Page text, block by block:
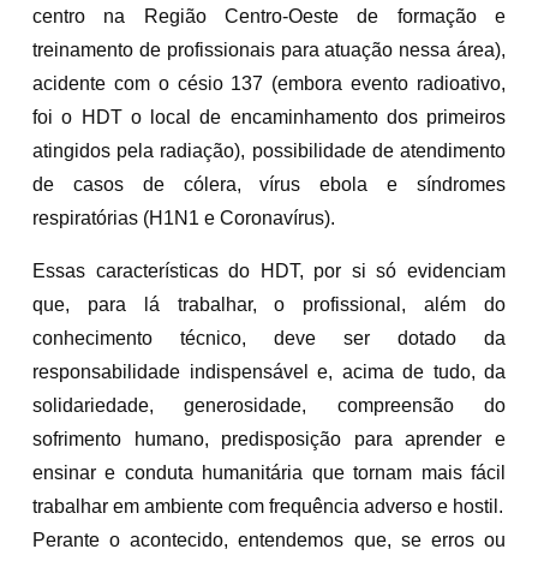
centro na Região Centro-Oeste de formação e
treinamento de profissionais para atuação nessa área),
acidente com o césio 137 (embora evento radioativo,
foi o HDT o local de encaminhamento dos primeiros
atingidos pela radiação), possibilidade de atendimento
de casos de cólera, vírus ebola e síndromes
respiratórias (H1N1 e Coronavírus).
Essas características do HDT, por si só evidenciam
que, para lá trabalhar, o profissional, além do
conhecimento técnico, deve ser dotado da
responsabilidade indispensável e, acima de tudo, da
solidariedade, generosidade, compreensão do
sofrimento humano, predisposição para aprender e
ensinar e conduta humanitária que tornam mais fácil
trabalhar em ambiente com frequência adverso e hostil.
Perante o acontecido, entendemos que, se erros ou